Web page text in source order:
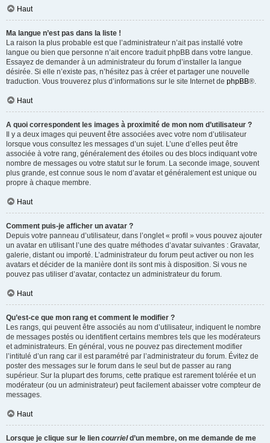
Haut
Ma langue n’est pas dans la liste !
La raison la plus probable est que l’administrateur n’ait pas installé votre
langue ou bien que personne n’ait encore traduit phpBB dans votre langue.
Essayez de demander à un administrateur du forum d’installer la langue
désirée. Si elle n’existe pas, n’hésitez pas à créer et partager une nouvelle
traduction. Vous trouverez plus d’informations sur le site Internet de phpBB®.
Haut
A quoi correspondent les images à proximité de mon nom d’utilisateur ?
Il y a deux images qui peuvent être associées avec votre nom d’utilisateur
lorsque vous consultez les messages d’un sujet. L’une d’elles peut être
associée à votre rang, généralement des étoiles ou des blocs indiquant votre
nombre de messages ou votre statut sur le forum. La seconde image, souvent
plus grande, est connue sous le nom d’avatar et généralement est unique ou
propre à chaque membre.
Haut
Comment puis-je afficher un avatar ?
Depuis votre panneau d’utilisateur, dans l’onglet « profil » vous pouvez ajouter
un avatar en utilisant l’une des quatre méthodes d’avatar suivantes : Gravatar,
galerie, distant ou importé. L’administrateur du forum peut activer ou non les
avatars et décider de la manière dont ils sont mis à disposition. Si vous ne
pouvez pas utiliser d’avatar, contactez un administrateur du forum.
Haut
Qu’est-ce que mon rang et comment le modifier ?
Les rangs, qui peuvent être associés au nom d’utilisateur, indiquent le nombre
de messages postés ou identifient certains membres tels que les modérateurs
et administrateurs. En général, vous ne pouvez pas directement modifier
l’intitulé d’un rang car il est paramétré par l’administrateur du forum. Évitez de
poster des messages sur le forum dans le seul but de passer au rang
supérieur. Sur la plupart des forums, cette pratique est rarement tolérée et un
modérateur (ou un administrateur) peut facilement abaisser votre compteur de
messages.
Haut
Lorsque je clique sur le lien courrield’un membre, on me demande de me